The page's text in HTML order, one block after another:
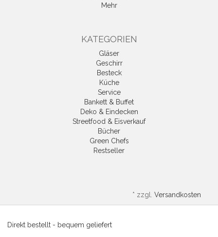
Mehr
KATEGORIEN
Gläser
Geschirr
Besteck
Küche
Service
Bankett & Buffet
Deko & Eindecken
Streetfood & Eisverkauf
Bücher
Green Chefs
Restseller
* zzgl. Versandkosten
Direkt bestellt - bequem geliefert